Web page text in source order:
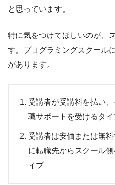
と思っています。
特に気をつけてほしいのが、
す。プログラミングスクール
があります。
受講者が受講料を払い
職サポートを受けるタイ
受講者は安価または無
に転職先からスクール
イプ